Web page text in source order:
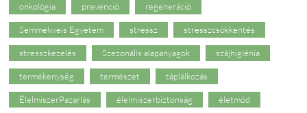
onkológia prevenció regeneráció
Semmelweis Egyetem stressz stresszcsökkentés
stresszkezelés Szezonális alapanyagok szájhigiénia
termékenység természet táplálkozás
ÉlelmiszerPazarlás élelmiszerbiztonság életmód